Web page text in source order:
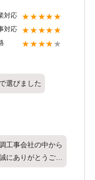
か気になることや
ましたらお気軽に
たのご利用お待ち
対応 ★★★★★
対応 ★★★★★
★★★★★
選びました
工事会社の中から
にありがとうござ
製マルチエアコン